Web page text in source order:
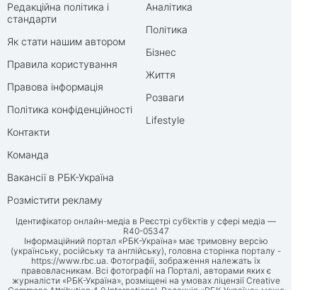
Редакційна політика і
стандарти
Як стати нашим автором
Правила користування
Правова інформація
Політика конфіденційності
Контакти
Команда
Вакансії в РБК-Україна
Розмістити рекламу
Аналітика
Політика
Бізнес
Життя
Розваги
Lifestyle
Ідентифікатор онлайн-медіа в Реєстрі суб’єктів у сфері медіа —
R40-05347
Інформаційний портал «РБК-Україна» має тримовну версію
(українську, російську та англійську), головна сторінка порталу -
https://www.rbc.ua. Фотографії, зображення належать їх
правовласникам. Всі фотографії на Порталі, авторами яких є
журналісти «РБК-Україна», розміщені на умовах ліцензії Creative